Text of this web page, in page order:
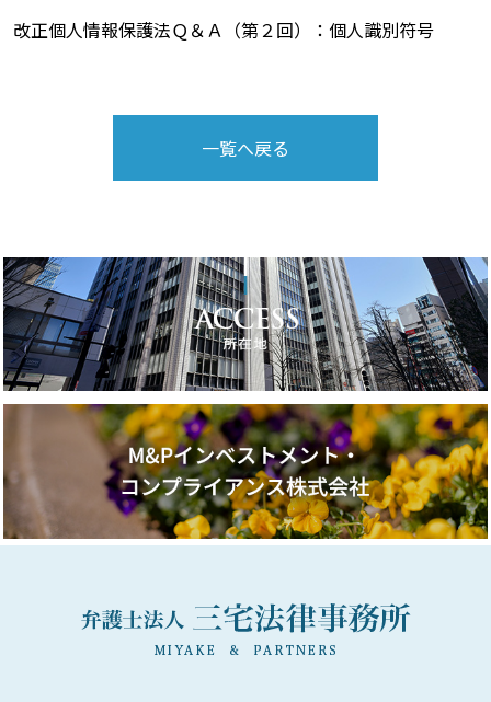
改正個人情報保護法Ｑ＆Ａ（第２回）：個人識別符号
一覧へ戻る